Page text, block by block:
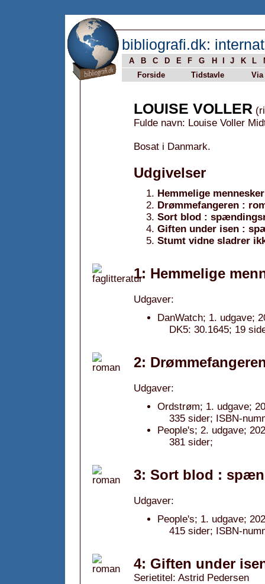
bibliografi.dk:
A B C D E F G H J K L
Forside
Tidstavle Via
LOUISE VOLLER
Fulde navn: Louise Voller
Bosat i Danmark.
Udgivelser
Hemmelige mennesker
Drømmefangeren :
Sort blod :
Giften under isen :
Stumt vidne sladrer
1: Hemmelige
Udgaver:
DanWatch; 1. udgave;
DK5: 30.1645; 19
2:
Udgaver:
Ordstrøm; 1. udgave;
335 sider; ISBN-
People's; 2. udgave;
381 sider;
3: Sort blod :
Udgaver:
People's; 1. udgave;
415 sider; ISBN-
4: Giften under
Serietitel: Astrid Pedersen